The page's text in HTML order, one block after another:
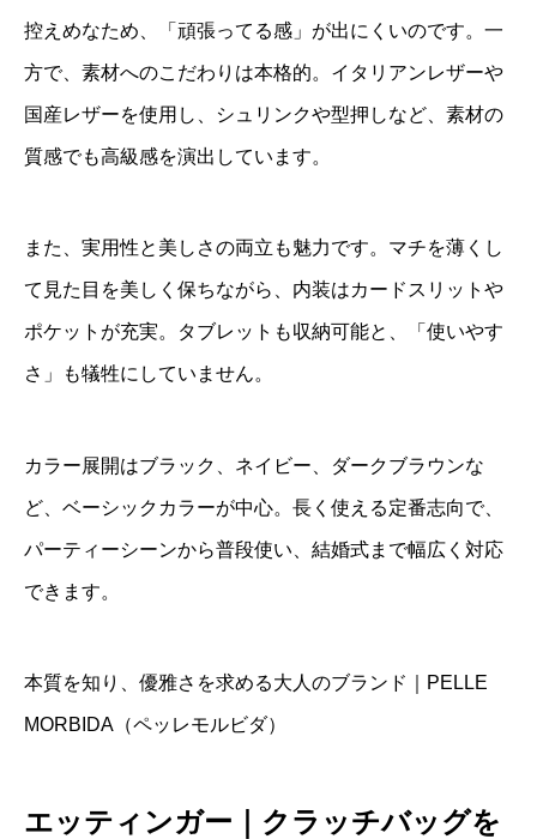
控えめなため、「頑張ってる感」が出にくいのです。一
方で、素材へのこだわりは本格的。イタリアンレザーや
国産レザーを使用し、シュリンクや型押しなど、素材の
質感でも高級感を演出しています。
また、実用性と美しさの両立も魅力です。マチを薄くし
て見た目を美しく保ちながら、内装はカードスリットや
ポケットが充実。タブレットも収納可能と、「使いやす
さ」も犠牲にしていません。
カラー展開はブラック、ネイビー、ダークブラウンな
ど、ベーシックカラーが中心。長く使える定番志向で、
パーティーシーンから普段使い、結婚式まで幅広く対応
できます。
本質を知り、優雅さを求める大人のブランド｜PELLE
MORBIDA（ペッレモルビダ）
エッティンガー｜クラッチバッグを